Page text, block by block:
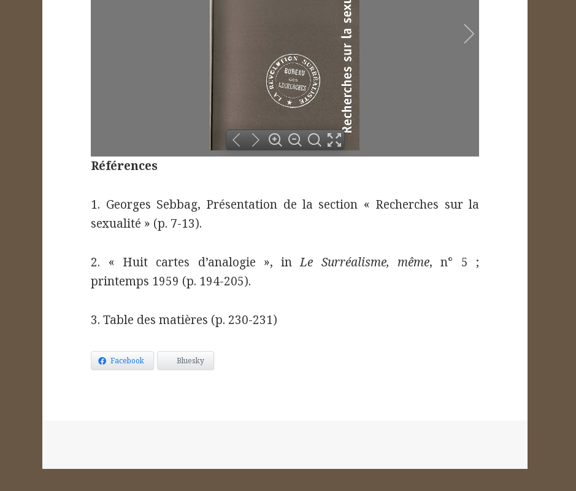
Références
1. Georges Sebbag, Présentation de la section « Recherches sur la
sexualité » (p. 7-13).
2. « Huit cartes d’analogie », inLe Surréalisme, même, n° 5 ;
printemps 1959 (p. 194-205).
3. Table des matières (p. 230-231)
Facebook Bluesky